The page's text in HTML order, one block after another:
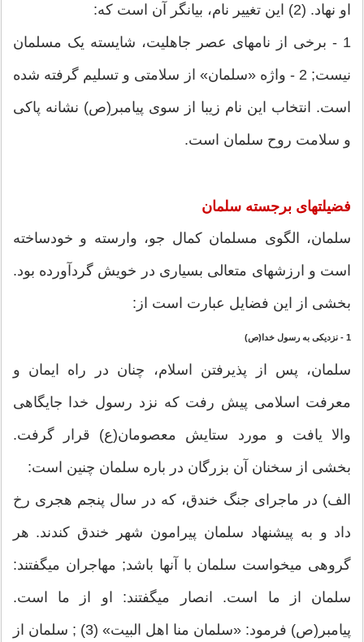
او نهاد. (2) این تغییر نام، بیانگر آن است که:
1 - برخی از نامهای عصر جاهلیت، شایسته یک مسلمان
نیست; 2 - واژه «سلمان‏» از سلامتی و تسلیم گرفته شده
است. انتخاب این نام زیبا از سوی پیامبر(ص) نشانه پاکی
و سلامت روح سلمان است.
فضیلتهای برجسته سلمان
سلمان، الگوی مسلمان کمال‏ جو، وارسته و خودساخته
است و ارزشهای متعالی بسیاری در خویش گردآورده بود.
بخشی از این فضایل عبارت است از:
1 - نزدیکی به رسول خدا(ص)
سلمان، پس از پذیرفتن اسلام، چنان در راه ایمان و
معرفت اسلامی پیش رفت که نزد رسول خدا جایگاهی
والا یافت و مورد ستایش معصومان(ع) قرار گرفت.
بخشی از سخنان آن بزرگان در باره سلمان چنین است:
الف) در ماجرای جنگ خندق، که در سال پنجم هجری رخ
داد و به پیشنهاد سلمان پیرامون شهر خندق کندند. هر
گروهی می‏خواست‏ سلمان با آنها باشد; مهاجران می‏گفتند:
سلمان از ما است. انصار می‏گفتند: او از ما است.
پیامبر(ص) فرمود: «سلمان منا اهل البیت‏» (3) ; سلمان از